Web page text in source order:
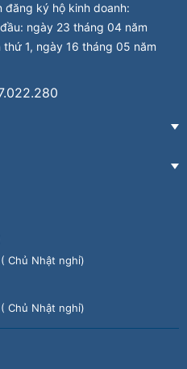
đăng ký hộ kinh doanh:
ngày 23 tháng 04 năm
1, ngày 16 tháng 05 năm
Chủ Nhật nghỉ)
Chủ Nhật nghỉ)